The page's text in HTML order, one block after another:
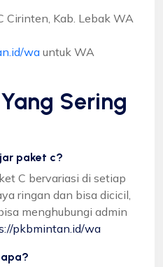
Kab. Lebak WA
wa untuk WA
Sering
paket c?
C bervariasi di setiap
ringan dan bisa dicicil,
menghubungi admin
pkbmintan.id/wa